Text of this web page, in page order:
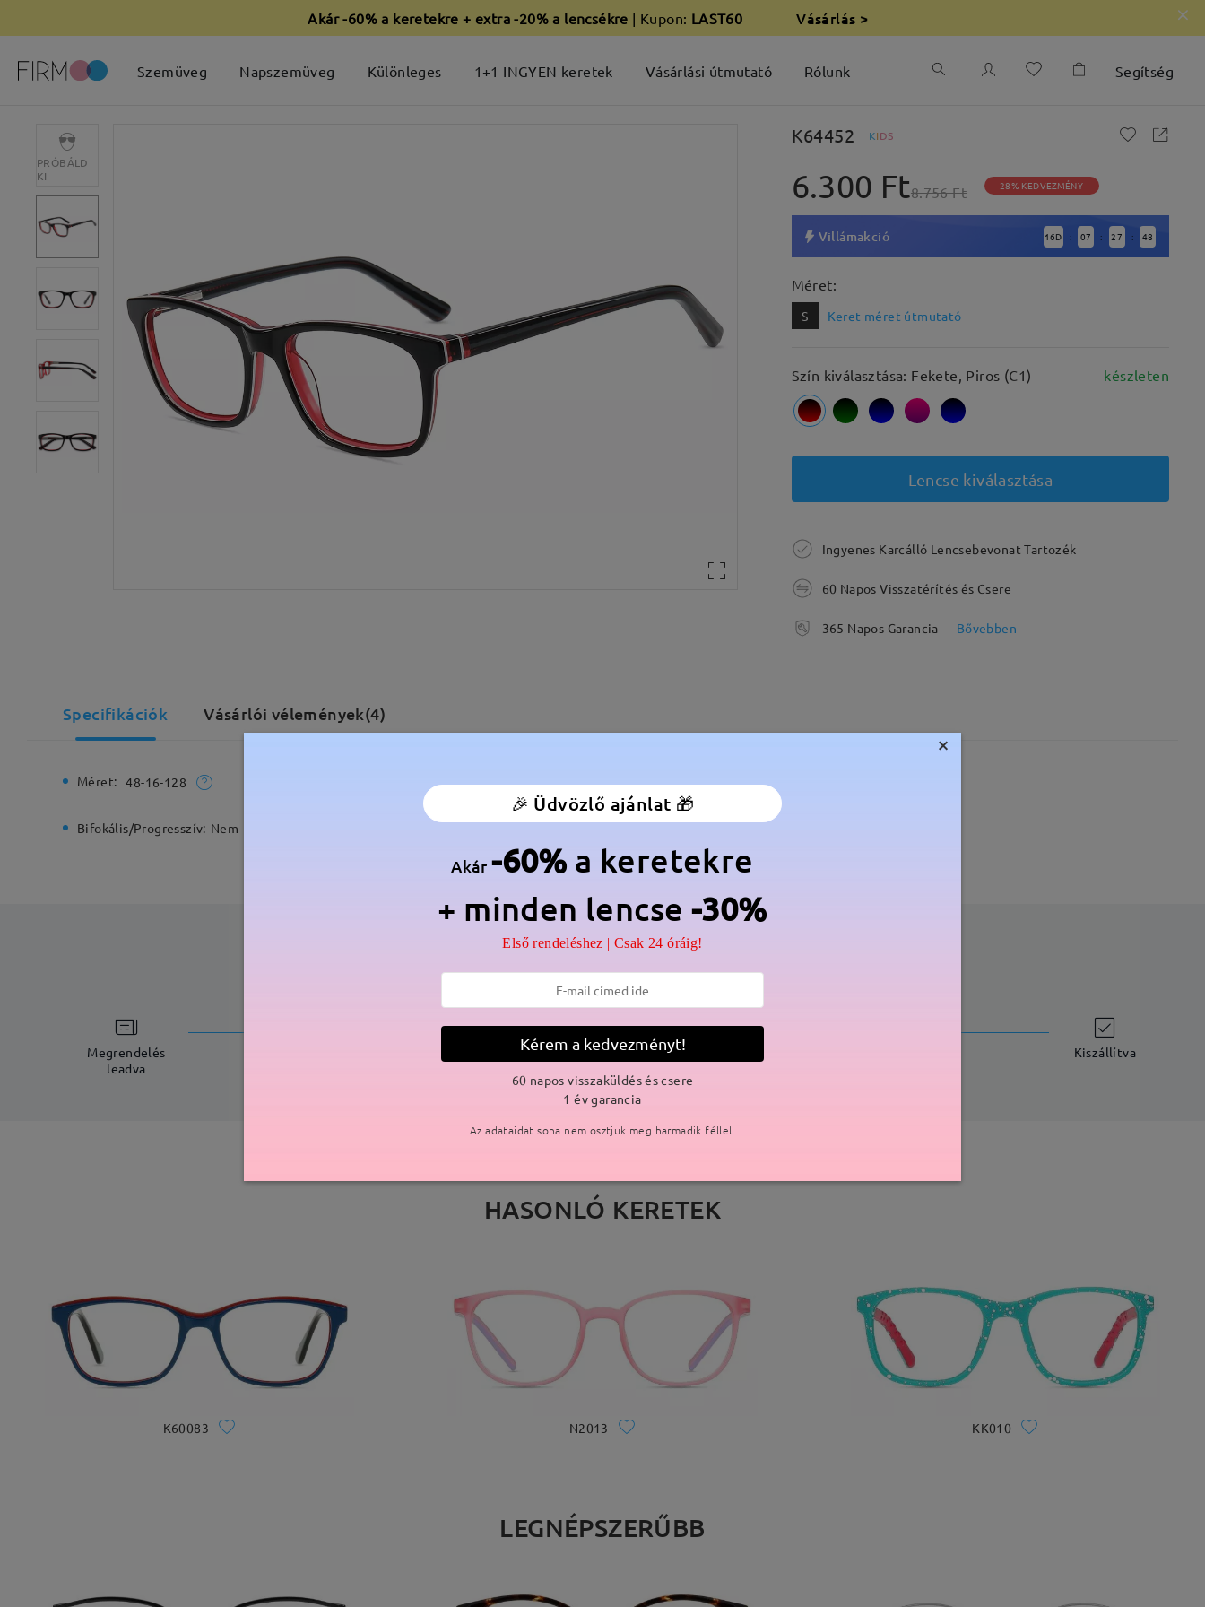
Akár -60% a keretekre + extra -20% a lencsékre | Kupon: LAST60 Vásárlás >
Szemüveg Napszemüveg Különleges 1+1 INGYEN keretek Vásárlási útmutató Rólunk Segítség
PRÓBÁLD
KI
K64452 KIDS
6.300 Ft8.756 Ft 28% KEDVEZMÉNY
Villámakció 16D : 07 : 27 : 47
Méret:
S Keret méret útmutató
Szín kiválasztása: Fekete, Piros (C1) készleten
Lencse kiválasztása
Ingyenes Karcálló Lencsebevonat Tartozék
60 Napos Visszatérítés és Csere
365 Napos Garancia Bővebben
Specifikációk Vásárlói vélemények(4)
Méret: 48-16-128 Teljes szélesség: 117 mm (Kicsi) Lencse átlós méret: 48 mm
Bifokális/Progresszív: Nem
Megrendelés
leadva
Elküldve Kiszállítva
HASONLÓ KERETEK
K60083 N2013 KK010
LEGNÉPSZERŰBB
×
🎉 Üdvözlő ajánlat 🎁
Akár-60% a keretekre
+ minden lencse -30%
Első rendeléshez | Csak 24 óráig!
Kérem a kedvezményt!
60 napos visszaküldés és csere
1 év garancia
Az adataidat soha nem osztjuk meg harmadik féllel.